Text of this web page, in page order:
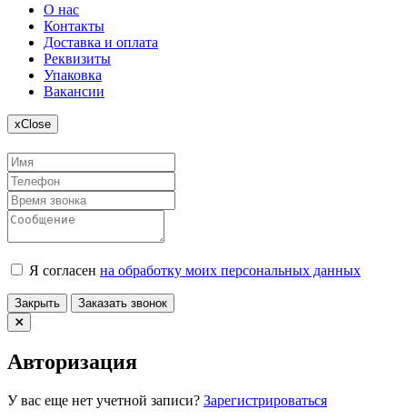
О нас
Контакты
Доставка и оплата
Реквизиты
Упаковка
Вакансии
xClose
Я согласен на обработку моих персональных данных
Закрыть Заказать звонок
Авторизация
У вас еще нет учетной записи? Зарегистрироваться